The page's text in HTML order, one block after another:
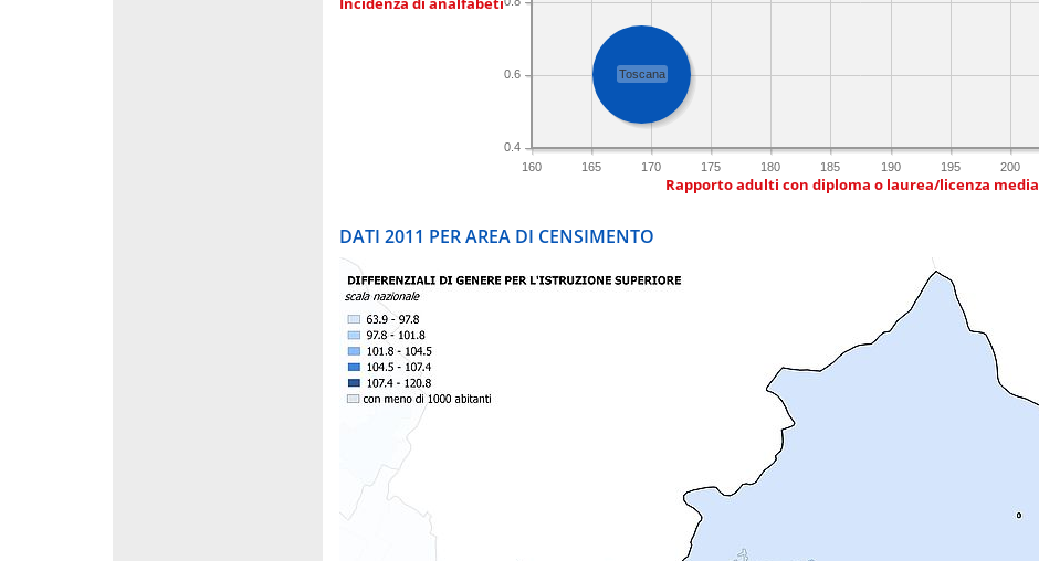
160 165 170 175 180 185 190 195 200
0.4
0.6 Toscana
Rapporto adulti con diploma o laurea/licenza media
DATI 2011 PER AREA DI CENSIMENTO